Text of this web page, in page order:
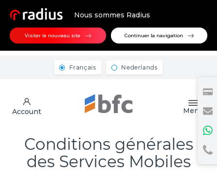
Nous sommes Radius
Visiter le nouveau site Continuer la navigation
Français Nederlands
Account Menu
Conditions générales
des Services Mobiles